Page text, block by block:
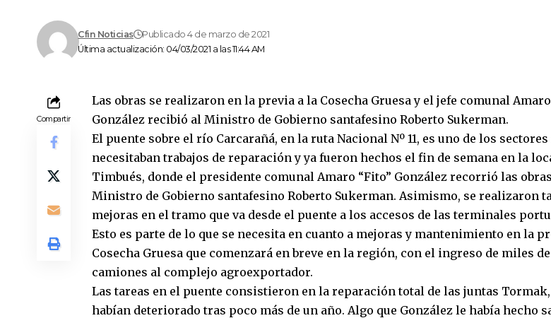
Última actualización: 04/03/2021 a las 11:44 AM
Cfin Noticias Publicado 4 de marzo de 2021
Compartir
Las obras se realizaron en la previa a la Cosecha Gruesa y el jefe comunal Amaro
González recibió al Ministro de Gobierno santafesino Roberto Sukerman.
El puente sobre el río Carcarañá, en la ruta Nacional Nº 11, es uno de los sectores
necesitaban trabajos de reparación y ya fueron hechos el fin de semana en la
Timbués, donde el presidente comunal Amaro “Fito” González recorrió las
Ministro de Gobierno santafesino Roberto Sukerman. Asimismo, se realizaron
mejoras en el tramo que va desde el puente a los accesos de las terminales
Esto es parte de lo que se necesita en cuanto a mejoras y mantenimiento en la
Cosecha Gruesa que comenzará en breve en la región, con el ingreso de miles de
camiones al complejo agroexportador.
Las tareas en el puente consistieron en la reparación total de las juntas Tormak,
habían deteriorado tras poco más de un año. Algo que González le había hecho